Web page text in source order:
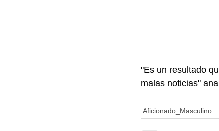
"Es un resultado
malas noticias"
Aficionado_Masculino